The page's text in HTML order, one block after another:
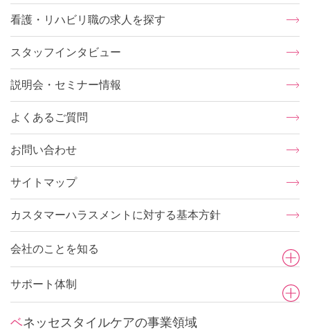
看護・リハビリ職の求人を探す
スタッフインタビュー
説明会・セミナー情報
よくあるご質問
お問い合わせ
サイトマップ
カスタマーハラスメントに対する基本方針
会社のことを知る
サポート体制
ベネッセスタイルケアの事業領域